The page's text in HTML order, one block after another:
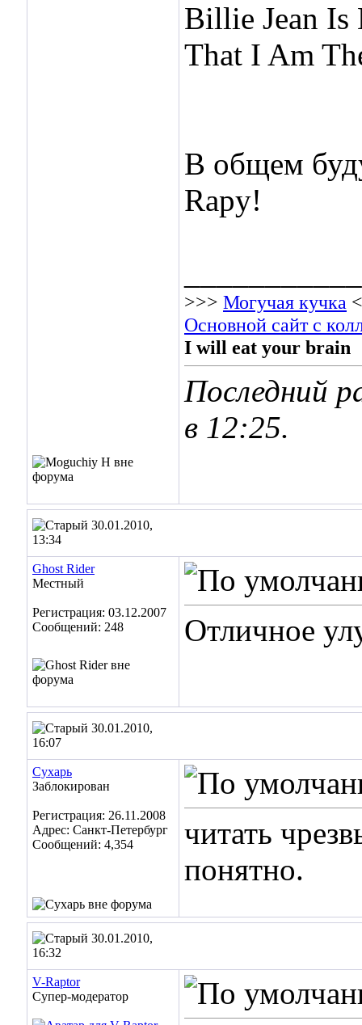
Billie Jean Is
That I Am
В общем
Rapy!
>>> Могучая кучка
Основной сайт с
I will eat your brain
Последний
в 12:25.
30.01.2010,
13:34
Ghost Rider
Местный
Регистрация: 03.12.2007
Сообщений: 248
Отличное
30.01.2010,
16:07
Сухарь
Заблокирован
Регистрация: 26.11.2008
Адрес: Санкт-Петербург
Сообщений: 4,354
читать
понятно.
30.01.2010,
16:32
V-Raptor
Супер-модератор